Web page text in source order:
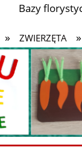
Bazy
» ZWIERZĘTA »